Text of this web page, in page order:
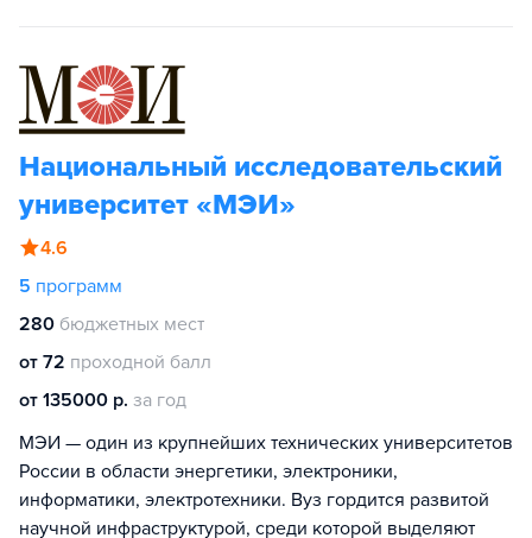
Национальный исследовательский
университет «МЭИ»
4.6
5 программ
280 бюджетных мест
от 72 проходной балл
от 135000 р. за год
МЭИ — один из крупнейших технических университетов
России в области энергетики, электроники,
информатики, электротехники. Вуз гордится развитой
научной инфраструктурой, среди которой выделяют